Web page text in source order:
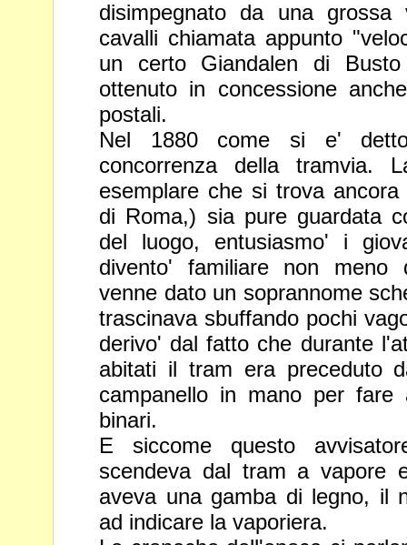
disimpegnato da una
cavalli chiamata appunto
un certo Giandalen di
ottenuto in concessione
postali.
Nel 1880 come si e'
concorrenza della tramvia.
esemplare che si trova
di Roma,) sia pure guardata
del luogo, entusiasmo' i
divento' familiare non
venne dato un soprannome
trascinava sbuffando pochi
derivo' dal fatto che durante
abitati il tram era preceduto
campanello in mano per fare
binari.
E siccome questo
scendeva dal tram a vapore
aveva una gamba di legno, il
ad indicare la vaporiera.